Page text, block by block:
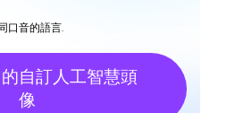
口音的語言.
自訂人工智慧頭
像